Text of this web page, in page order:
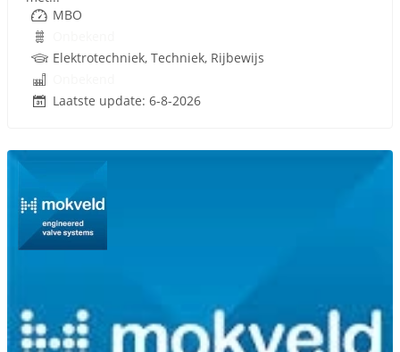
MBO
Elektrotechniek, Techniek, Rijbewijs
Laatste update: 6-8-2026